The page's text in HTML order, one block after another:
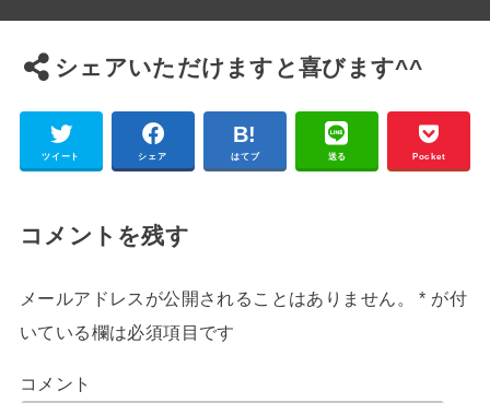
シェアいただけますと喜びます^^
ツイート シェア はてブ 送る Pocket
コメントを残す
メールアドレスが公開されることはありません。 * が付
いている欄は必須項目です
コメント